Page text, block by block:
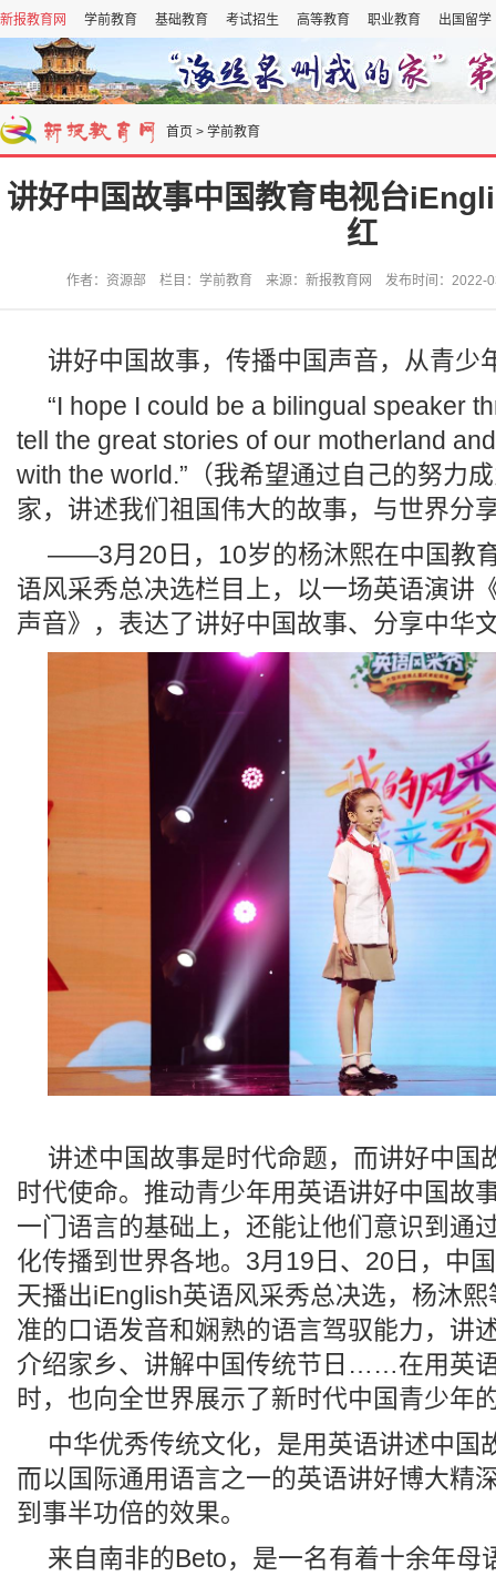
新报教育网 学前教育 基础教育 考试招生 高等教育 职业教育 出国留学
首页 > 学前教育
讲好中国故事中国教育电视台
红
作者：资源部 栏目：学前教育 来源：新报教育网 发布时间：2022-
讲好中国故事，传播中国声音，从青少
“I hope I could be a bilingual speaker
tell the great stories of our motherland
with the world.”（我希望通过自己的努力
家，讲述我们祖国伟大的故事，与世界分
——3月20日，10岁的杨沐熙在中国教
语风采秀总决选栏目上，以一场英语演讲
声音》，表达了讲好中国故事、分享中华
讲述中国故事是时代命题，而讲好中国
时代使命。推动青少年用英语讲好中国故
一门语言的基础上，还能让他们意识到通
化传播到世界各地。3月19日、20日，中
天播出iEnglish英语风采秀总决选，杨沐
准的口语发音和娴熟的语言驾驭能力，讲
介绍家乡、讲解中国传统节日……在用英
时，也向全世界展示了新时代中国青少年
中华优秀传统文化，是用英语讲述中国
而以国际通用语言之一的英语讲好博大精
到事半功倍的效果。
来自南非的Beto，是一名有着十余年母